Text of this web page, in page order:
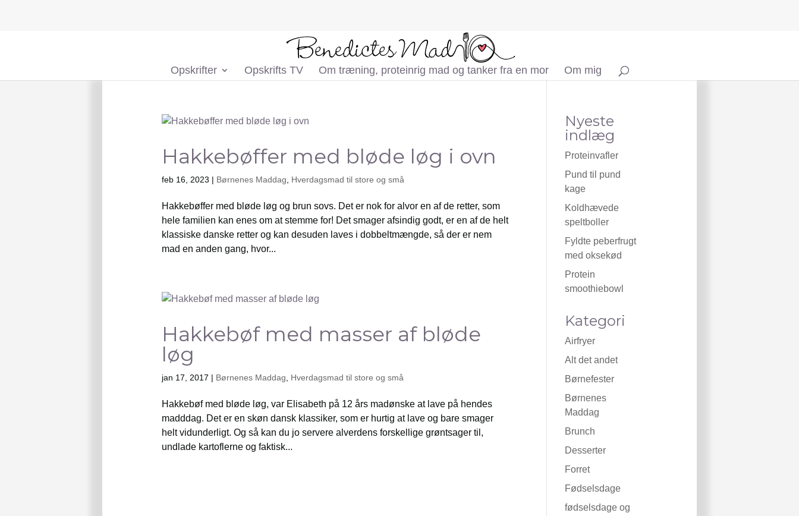
Opskrifter Opskrifts TV Om træning, proteinrig mad og tanker fra en mor Om mig
Hakkebøffer med bløde løg i ovn
feb 16, 2023 | Børnenes Maddag Hverdagsmad til store og små
Hakkebøffer med bløde løg og brun sovs. Det er nok for alvor en af de retter, som
hele familien kan enes om at stemme for! Det smager afsindig godt, er en af de helt
klassiske danske retter og kan desuden laves i dobbeltmængde, så der er nem
mad en anden gang, hvor...
Hakkebøf med masser af bløde
løg
jan 17, 2017 | Børnenes Maddag Hverdagsmad til store og små
Hakkebøf med bløde løg, var Elisabeth på 12 års madønske at lave på hendes
madddag. Det er en skøn dansk klassiker, som er hurtig at lave og bare smager
helt vidunderligt. Og så kan du jo servere alverdens forskellige grøntsager til,
undlade kartoflerne og faktisk...
Nyeste
indlæg
Proteinvafler
Pund til pund
kage
Koldhævede
speltboller
Fyldte peberfrugt
med oksekød
Protein
smoothiebowl
Kategori
Airfryer
Alt det andet
Børnefester
Børnenes
Maddag
Brunch
Desserter
Forret
Fødselsdage
fødselsdage og